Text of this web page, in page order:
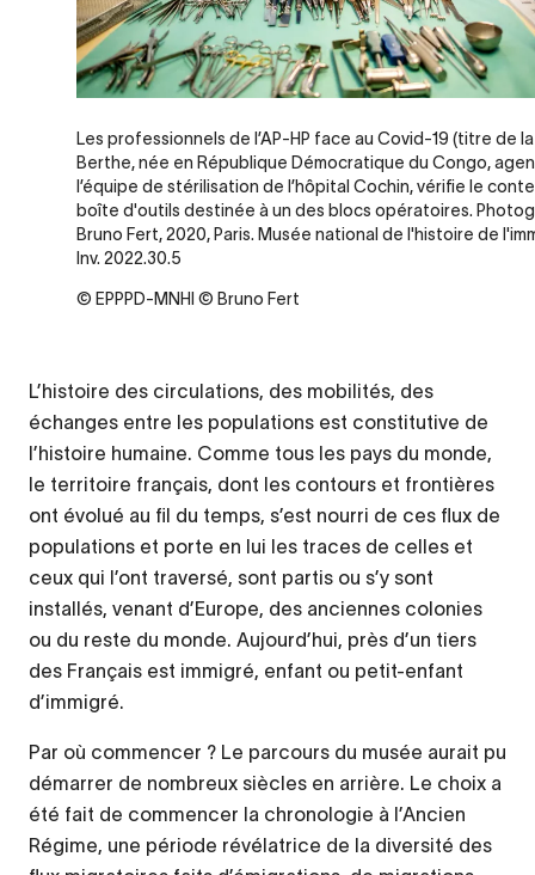
Les professionnels de l’AP-HP face au Covid-19 (titre de
Berthe, née en République Démocratique du Congo,
l’équipe de stérilisation de l’hôpital Cochin, vérifie le
boîte d'outils destinée à un des blocs opératoires.
Bruno Fert, 2020, Paris. Musée national de l'histoire de
Inv. 2022.30.5
© EPPPD-MNHI © Bruno Fert
L’histoire des circulations, des mobilités, des
échanges entre les populations est constitutive de
l’histoire humaine. Comme tous les pays du monde,
le territoire français, dont les contours et frontières
ont évolué au fil du temps, s’est nourri de ces flux de
populations et porte en lui les traces de celles et
ceux qui l’ont traversé, sont partis ou s’y sont
installés, venant d’Europe, des anciennes colonies
ou du reste du monde. Aujourd’hui, près d’un tiers
des Français est immigré, enfant ou petit-enfant
d’immigré.
Par où commencer ? Le parcours du musée aurait pu
démarrer de nombreux siècles en arrière. Le choix a
été fait de commencer la chronologie à l’Ancien
Régime, une période révélatrice de la diversité des